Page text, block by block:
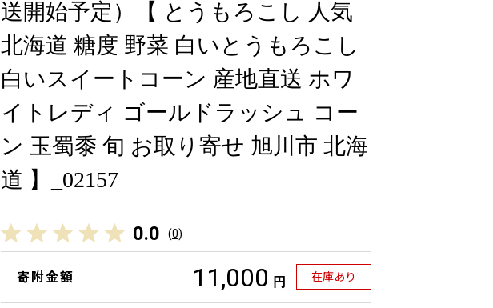
送開始予定）【 とうもろこし 人気
北海道 糖度 野菜 白いとうもろこし
白いスイートコーン 産地直送 ホワ
イトレディ ゴールドラッシュ コー
ン 玉蜀黍 旬 お取り寄せ 旭川市 北海
道 】_02157
0.0 (0)
寄附金額 11,000 円 在庫あり